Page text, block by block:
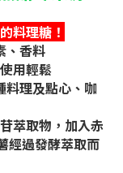
料理糖！
、香料
用輕鬆
料理及點心、咖
萃取物，加入赤
經過發酵萃取而